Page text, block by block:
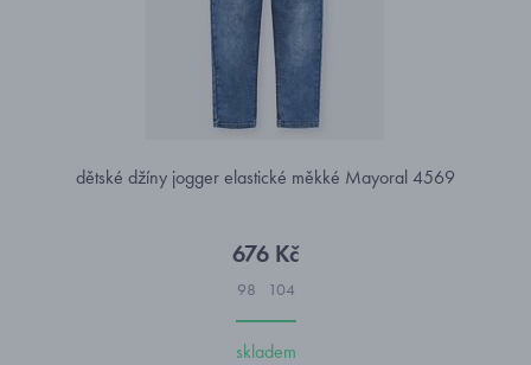
dětské džíny jogger elastické měkké Mayoral 4569
676 Kč
98 104
skladem